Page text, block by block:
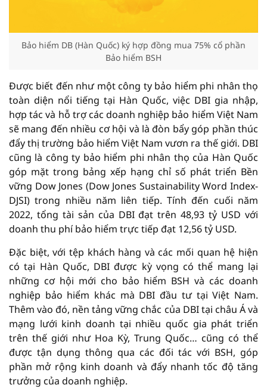
Bảo hiểm DB (Hàn Quốc) ký hợp đồng mua 75% cổ phần
Bảo hiểm BSH
Được biết đến như một công ty bảo hiểm phi nhân thọ
toàn diện nổi tiếng tại Hàn Quốc, việc DBI gia nhập,
hợp tác và hỗ trợ các doanh nghiệp bảo hiểm Việt Nam
sẽ mang đến nhiều cơ hội và là đòn bẩy góp phần thúc
đẩy thị trường bảo hiểm Việt Nam vươn ra thế giới. DBI
cũng là công ty bảo hiểm phi nhân thọ của Hàn Quốc
góp mặt trong bảng xếp hạng chỉ số phát triển Bền
vững Dow Jones (Dow Jones Sustainability Word Index-
DJSI) trong nhiều năm liên tiếp. Tính đến cuối năm
2022, tổng tài sản của DBI đạt trên 48,93 tỷ USD với
doanh thu phí bảo hiểm trực tiếp đạt 12,56 tỷ USD.
Đặc biệt, với tệp khách hàng và các mối quan hệ hiện
có tại Hàn Quốc, DBI được kỳ vọng có thể mang lại
những cơ hội mới cho bảo hiểm BSH và các doanh
nghiệp bảo hiểm khác mà DBI đầu tư tại Việt Nam.
Thêm vào đó, nền tảng vững chắc của DBI tại châu Á và
mạng lưới kinh doanh tại nhiều quốc gia phát triển
trên thế giới như Hoa Kỳ, Trung Quốc… cũng có thể
được tận dụng thông qua các đối tác với BSH, góp
phần mở rộng kinh doanh và đẩy nhanh tốc độ tăng
trưởng của doanh nghiệp.